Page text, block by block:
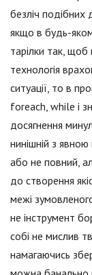
безліч подібних
якщо в будь-
тарілки так, щоб
технологія
ситуації, то в
foreach, while і
досягнення
нинішній з
або не повний,
до створення
межі
не інструмент
собі не мислив
намагаючись